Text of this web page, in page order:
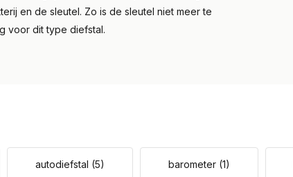
en de sleutel. Zo is de sleutel niet meer te
voor dit type diefstal.
autodiefstal (5) barometer (1)